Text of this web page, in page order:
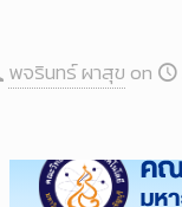
พจรินทร์ ผาสุข on